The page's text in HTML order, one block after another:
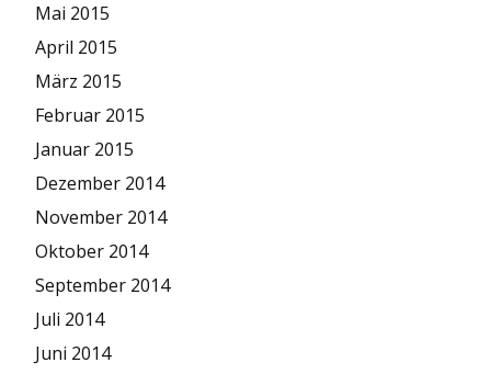
Mai 2015
April 2015
März 2015
Februar 2015
Januar 2015
Dezember 2014
November 2014
Oktober 2014
September 2014
Juli 2014
Juni 2014